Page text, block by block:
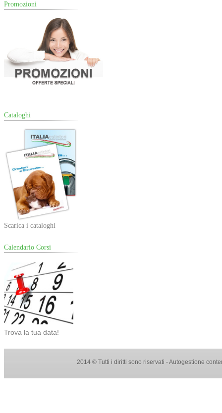
Promozioni
Cataloghi
Scarica i cataloghi
Calendario Corsi
Trova la tua data!
2014 © Tutti i diritti sono riservati - Autogestione